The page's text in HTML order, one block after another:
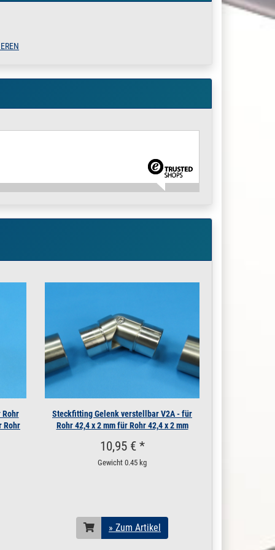
» Zum Artikel
» Zum Artikel
» Zum Artikel
» Zum Artikel
» Zum Artikel
» Zum Artikel
» Zum Artikel
Aktuell gewählter Artikel
Rohr
Steckfitting Gelenk verstellbar V2A - für
Rohr 42,4 x 2 mm für Rohr 42,4 x 2 mm
10,95 € *
Gewicht 0.45 kg
» Zum Artikel